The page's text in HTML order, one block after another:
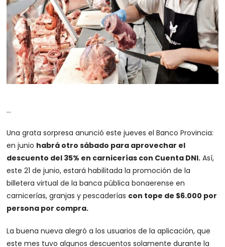
…
Una grata sorpresa anunció este jueves el Banco Provincia:
en junio habrá otro sábado para aprovechar el
descuento del 35% en carnicerías con Cuenta DNI. Así,
este 21 de junio, estará habilitada la promoción de la
billetera virtual de la banca pública bonaerense en
carnicerías, granjas y pescaderías con tope de $6.000 por
persona por compra.
La buena nueva alegró a los usuarios de la aplicación, que
este mes tuvo algunos descuentos solamente durante la